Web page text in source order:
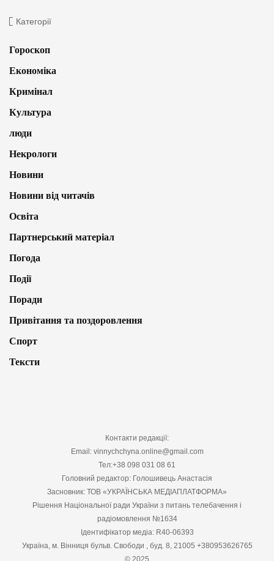
Категорії
Гороскоп
Економіка
Кримінал
Культура
люди
Некрологи
Новини
Новини від читачів
Освіта
Партнерський матеріал
Погода
Події
Поради
Привітання та поздоровлення
Спорт
Тексти
Контакти редакції:
Email: vinnychchyna.online@gmail.com
Тел:+38 098 031 08 61
Головний редактор: Голошивець Анастасія
Засновник: ТОВ «УКРАЇНСЬКА МЕДІАПЛАТФОРМА»
Рішення Національної ради України з питань телебачення і
радіомовлення №1634
Ідентифікатор медіа: R40-06393
Україна, м. Вінниця бульв. Свободи , буд. 8, 21005 +380953626765